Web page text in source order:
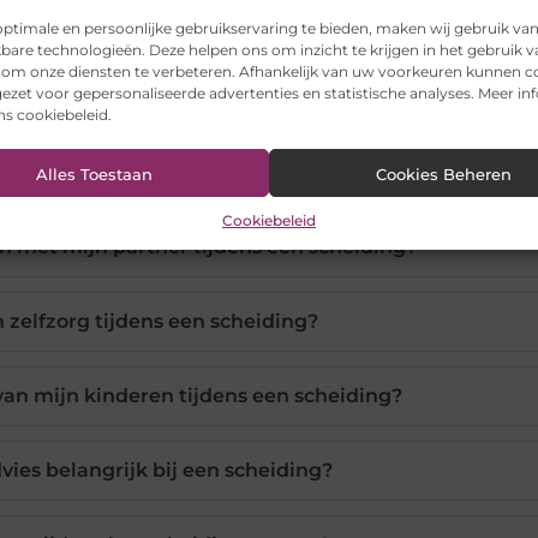
en persoonlijke gebruikservaring te bieden, maken wij gebruik
technologieën. Deze helpen ons om inzicht te krijgen in het gebruik
onze diensten te verbeteren. Afhankelijk van uw voorkeuren kunnen
voor gepersonaliseerde advertenties en statistische analyses. Meer
cookiebeleid.
Alles Toestaan Cookies Beheren
Cookiebeleid
website voor meer informatie.
met mijn partner tijdens een scheiding?
zelfzorg tijdens een scheiding?
mijn kinderen tijdens een scheiding?
belangrijk bij een scheiding?